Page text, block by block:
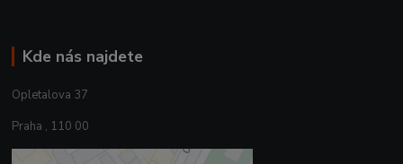
Kde nás najdete
Opletalova 37
Praha , 110 00